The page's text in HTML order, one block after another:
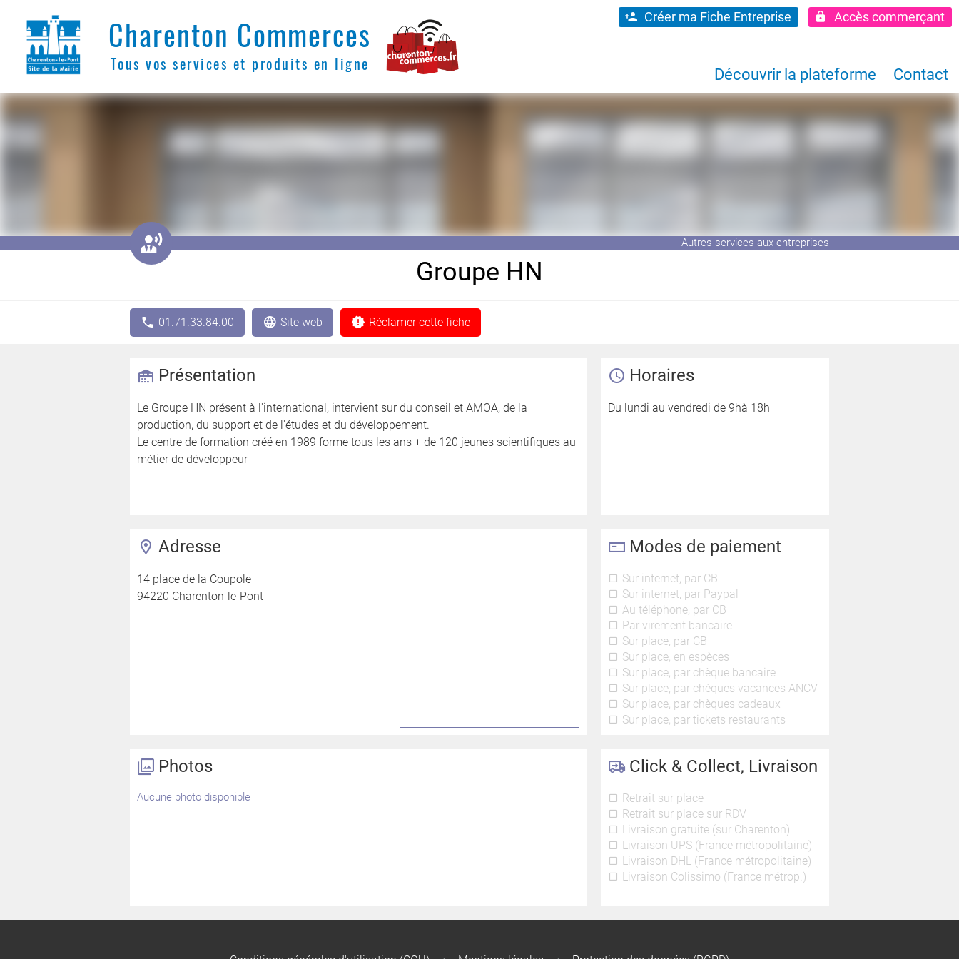
Charenton Commerces
Tous vos services et produits en ligne
Créer ma Fiche Entreprise Accès commerçant
Découvrir la plateforme Contact
󱌈 Autres services aux entreprises
Groupe HN
01.71.33.84.00 Site web Réclamer cette fiche
Présentation
Le Groupe HN présent à l'international, intervient sur du conseil et AMOA, de la
production, du support et de l'études et du développement.
Le centre de formation créé en 1989 forme tous les ans + de 120 jeunes scientifiques au
métier de développeur
Horaires
Du lundi au vendredi de 9hà 18h
Adresse
14 place de la Coupole
94220 Charenton-le-Pont
Modes de paiement
Sur internet, par CB
Sur internet, par Paypal
Au téléphone, par CB
Par virement bancaire
Sur place, par CB
Sur place, en espèces
Sur place, par chèque bancaire
Sur place, par chèques vacances ANCV
Sur place, par chèques cadeaux
Sur place, par tickets restaurants
Photos
Aucune photo disponible
Click & Collect, Livraison
Retrait sur place
Retrait sur place sur RDV
Livraison gratuite (sur Charenton)
Livraison UPS (France métropolitaine)
Livraison DHL (France métropolitaine)
Livraison Colissimo (France métrop.)